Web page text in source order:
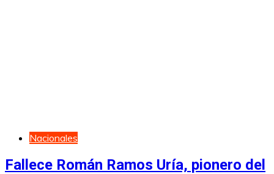
Nacionales
Fallece Román Ramos Uría, pionero del